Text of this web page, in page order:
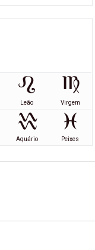
Leão Virgem
Aquário Peixes